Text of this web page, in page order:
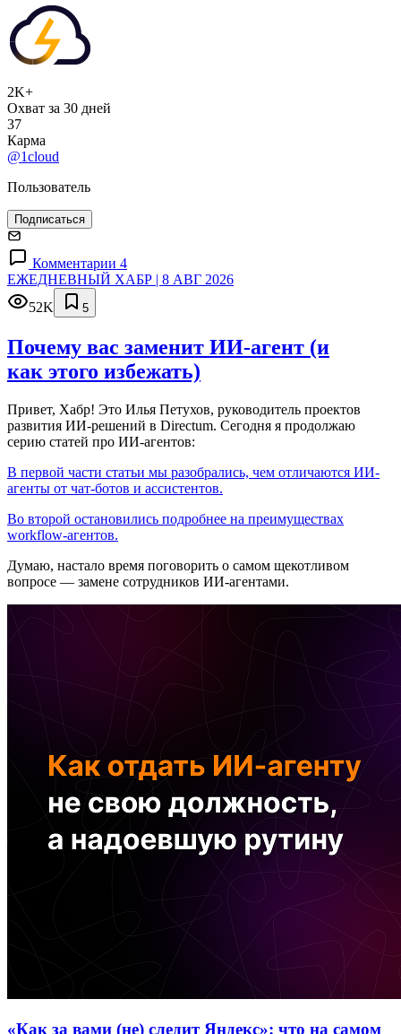
2K+
Охват за 30 дней
37
Карма
@1cloud
Пользователь
Подписаться
Комментарии 4
ЕЖЕДНЕВНЫЙ ХАБР | 8 АВГ 2026
52K
5
Почему вас заменит ИИ‑агент (и
как этого избежать)
Привет, Хабр! Это Илья Петухов, руководитель проектов
развития ИИ-решений в Directum. Сегодня я продолжаю
серию статей про ИИ-агентов:
В первой части статьи мы разобрались, чем отличаются ИИ-
агенты от чат-ботов и ассистентов.
Во второй остановились подробнее на преимуществах
workflow-агентов.
Думаю, настало время поговорить о самом щекотливом
вопросе — замене сотрудников ИИ-агентами.
«Как за вами (не) следит Яндекс»: что на самом